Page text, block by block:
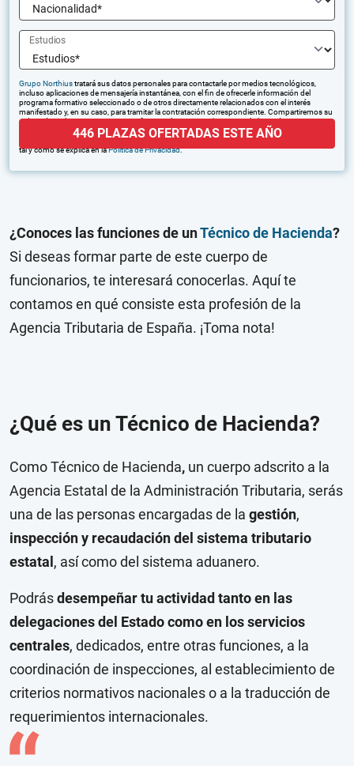
Estudios
Grupo Northiustratará sus datos personales para contactarle por medios tecnológicos,
incluso aplicaciones de mensajería instantánea, con el fin de ofrecerle información del
programa formativo seleccionado o de otros directamente relacionados con el interés
manifestado y, en su caso, para tramitar la contratación correspondiente. Compartiremos su
solicitud con las empresas que conforman el
puedan hacerle llegar la mejor oferta de productos y servicios de acuerdo a su petición.
tal y como se explica en laPolítica de Privacidad.
446 PLAZAS OFERTADAS ESTE AÑO
¿Conoces las funciones de unTécnico de Hacienda?
Si deseas formar parte de este cuerpo de
funcionarios, te interesará conocerlas. Aquí te
contamos en qué consiste esta profesión de la
Agencia Tributaria de España. ¡Toma nota!
¿Qué es un Técnico de Hacienda?
Como Técnico de Hacienda, un cuerpo adscrito a la
Agencia Estatal de la Administración Tributaria, serás
una de las personas encargadas de la gestión,
inspección y recaudación del sistema tributario
estatal , así como del sistema aduanero.
Podrásdesempeñar tu actividad tanto en las
delegaciones del Estado como en los servicios
centrales, dedicados, entre otras funciones, a la
coordinación de inspecciones, al establecimiento de
criterios normativos nacionales o a la traducción de
requerimientos internacionales.